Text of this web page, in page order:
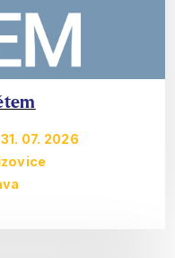
31. 07. 2026